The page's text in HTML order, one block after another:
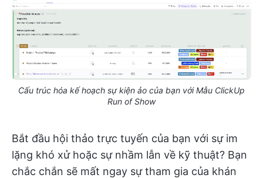
Cấu trúc hóa kế hoạch sự kiện ảo của bạn với Mẫu ClickUp
Run of Show
Bắt đầu hội thảo trực tuyến của bạn với sự im
lặng khó xử hoặc sự nhầm lẫn về kỹ thuật? Bạn
chắc chắn sẽ mất ngay sự tham gia của khán